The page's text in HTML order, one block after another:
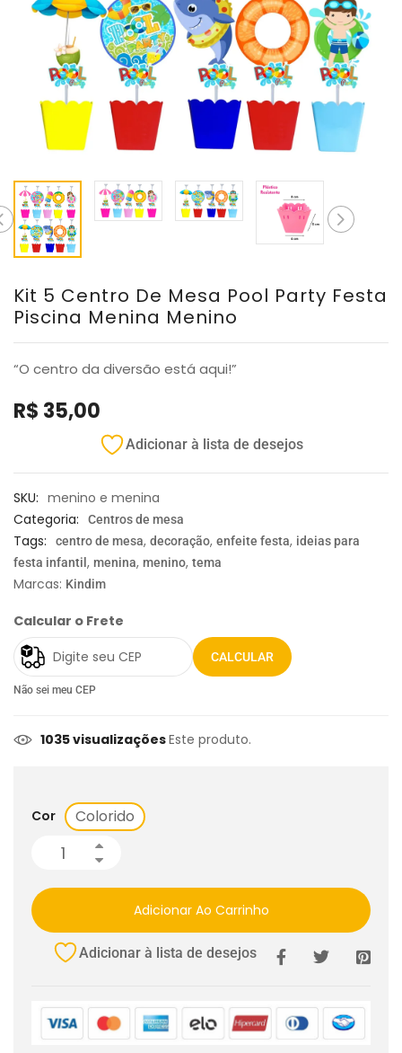
Kit 5 Centro De Mesa Pool Party Festa
Piscina Menina Menino
“O centro da diversão está aqui!”
R$ 35,00
Adicionar à lista de desejos
SKU: menino e menina
Categoria:
Centros de mesa
Tags: centro de mesa, decoração, enfeite festa, ideias para
festa infantil , menina, menino, tema
Marcas: Kindim
Calcular o Frete
CALCULAR
Não sei meu CEP
1035 visualizaçõesEste produto.
Cor Colorido
Adicionar Ao Carrinho
Adicionar à lista de desejos